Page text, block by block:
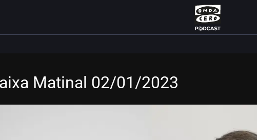
Matinal 02/01/2023